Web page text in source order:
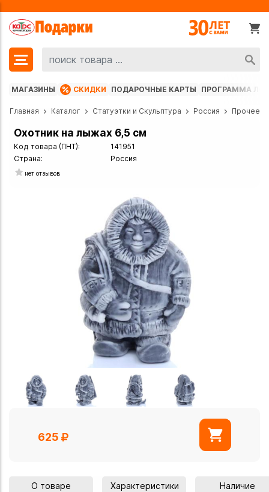
МАГАЗИНЫ СКИДКИ ПОДАРОЧНЫЕ КАРТЫ ПРОГРАММА
Главная Каталог Статуэтки и Скульптура Россия Прочее
Охотник на лыжах 6,5 см
Код товара (ПНТ):
141951
Страна:
Россия
нет отзывов
625
О товаре Характеристики Наличие